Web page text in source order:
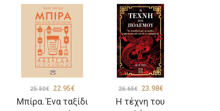
Μπίρα. Ένα ταξίδι
25.50€
Original
price
22.95€Η
τρέχουσα
Η τέχνη του
26.65€
Original
price
23.98€Η
τρέχουσα